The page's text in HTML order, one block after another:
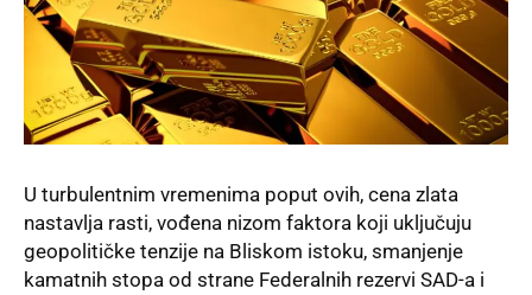
U turbulentnim vremenima poput ovih, cena zlata
nastavlja rasti, vođena nizom faktora koji uključuju
geopolitičke tenzije na Bliskom istoku, smanjenje
kamatnih stopa od strane Federalnih rezervi SAD-a i